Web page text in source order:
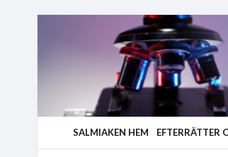
SALMIAKEN HEM EFTERRÄTTER